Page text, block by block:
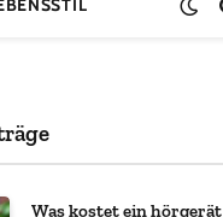
Was kostet ein hörgerät